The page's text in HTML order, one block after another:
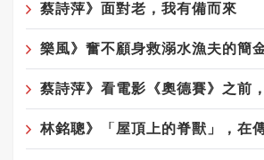
蔡詩萍》面對老，我有備而來
樂風》奮不顧身救溺水漁夫的簡